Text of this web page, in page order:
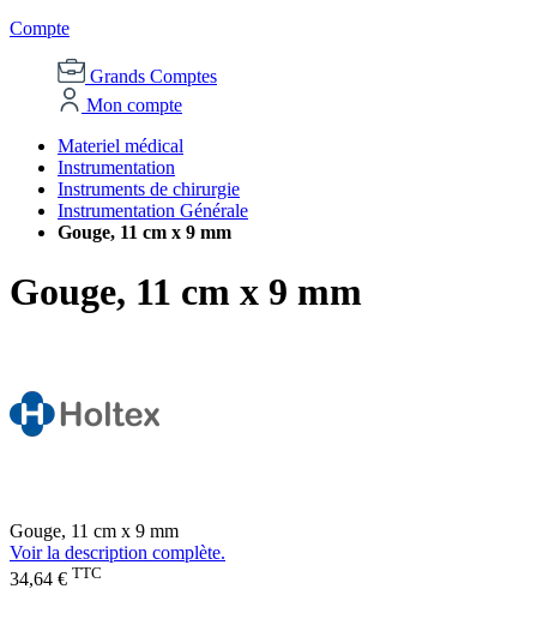
Compte
Grands Comptes
Mon compte
Materiel médical
Instrumentation
Instruments de chirurgie
Instrumentation Générale
Gouge, 11 cm x 9 mm
Gouge, 11 cm x 9 mm
Gouge, 11 cm x 9 mm
Voir la description complète.
34,64 € TTC